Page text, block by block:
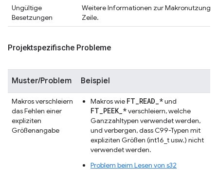
Ungültige
Besetzungen
Weitere Informationen zur Makronutzung
Zeile.
Projektspezifische Probleme
Muster/Problem Beispiel
Makros verschleiern
das Fehlen einer
expliziten
Größenangabe
Makros wie FT_READ_*und
FT_PEEK_*verschleiern, welche
Ganzzahltypen verwendet werden,
und verbergen, dass C99-Typen mit
expliziten Größen (int16_t usw.) nicht
verwendet werden.
Problem beim Lesen von s32